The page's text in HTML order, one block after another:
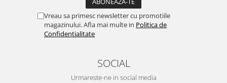
Vreau sa primesc newsletter cu promotiile
magazinului. Afla mai multe in Politica de
Confidentialitate
SOCIAL
Urmareste-ne in social media